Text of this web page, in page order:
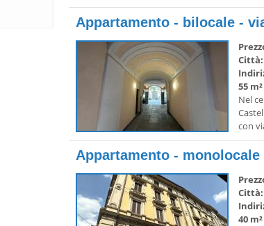
Appartamento - bilocale -
Città:
55 m²
Nel
con
Appartamento -
Città:
40 m²